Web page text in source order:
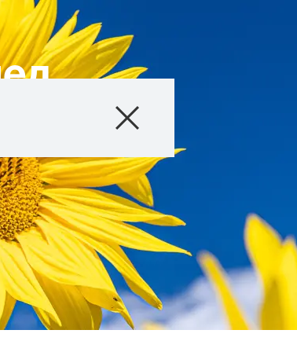
Агро съвети
Дигитални
За нас